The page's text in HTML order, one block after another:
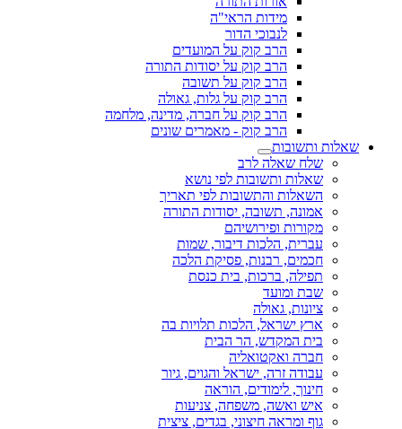
מידות הראי"ה
לנבוכי הדור
הרב קוק על המועדים
הרב קוק על יסודות התורה
הרב קוק על תשובה
הרב קוק על גלות, גאולה
הרב קוק על חברה, מדינה, מלחמה
הרב קוק - מאמרים שונים
שאלות ותשובות
שלח שאלה לרב
שאלות ותשובות לפי נושא
השאלות והתשובות לפי תאריך
אמונה, תשובה, יסודות התורה
מקורות ופירושיהם
עברית, הלכות דיבור, שמות
חכמים, רבנות, פסיקת הלכה
תפילה, ברכות, בית כנסת
שבת ומועד
ציונות, גאולה
ארץ ישראל, הלכות תלויות בה
בית המקדש, הר הבית
חברה ואקטואליה
עבודה זרה, ישראל והגוים, גיור
חינוך, לימודים, הוראה
איש ואשה, משפחה, צניעות
גוף ומראה חיצוני, בגדים, ציצית